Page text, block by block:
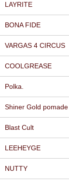
LAYRITE
BONA FIDE
VARGAS 4 CIRCUS
COOLGREASE
Polka.
Shiner Gold pomade
Blast Cult
LEEHEYGE
NUTTY